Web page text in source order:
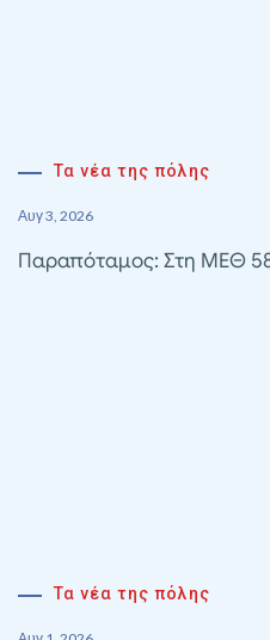
Τα νέα της πόλης
Αυγ 3, 2026
Παραπόταμος: Στη ΜΕΘ
Τα νέα της πόλης